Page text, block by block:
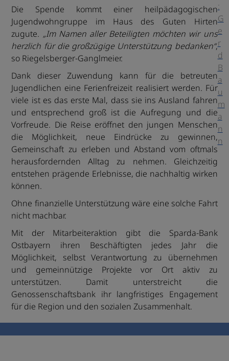
Die Spende kommt einer heilpädagogischen
Jugendwohngruppe im Haus des Guten Hirten
zugute. „Im Namen aller Beteiligten möchten wir uns
herzlich für die großzügige Unterstützung bedanken“,
so Riegelsberger-Ganglmeier.
Dank dieser Zuwendung kann für die betreuten
Jugendlichen eine Ferienfreizeit realisiert werden. Für
viele ist es das erste Mal, dass sie ins Ausland fahren
und entsprechend groß ist die Aufregung und die
Vorfreude. Die Reise eröffnet den jungen Menschen
die Möglichkeit, neue Eindrücke zu gewinnen,
Gemeinschaft zu erleben und Abstand vom oftmals
herausfordernden Alltag zu nehmen. Gleichzeitig
entstehen prägende Erlebnisse, die nachhaltig wirken
können.
Ohne finanzielle Unterstützung wäre eine solche Fahrt
nicht machbar.
Mit der Mitarbeiteraktion gibt die Sparda-Bank
Ostbayern ihren Beschäftigten jedes Jahr die
Möglichkeit, selbst Verantwortung zu übernehmen
und gemeinnützige Projekte vor Ort aktiv zu
unterstützen. Damit unterstreicht die
Genossenschaftsbank ihr langfristiges Engagement
für die Region und den sozialen Zusammenhalt.
:
G
e
r
d
B
a
u
m
a
n
n